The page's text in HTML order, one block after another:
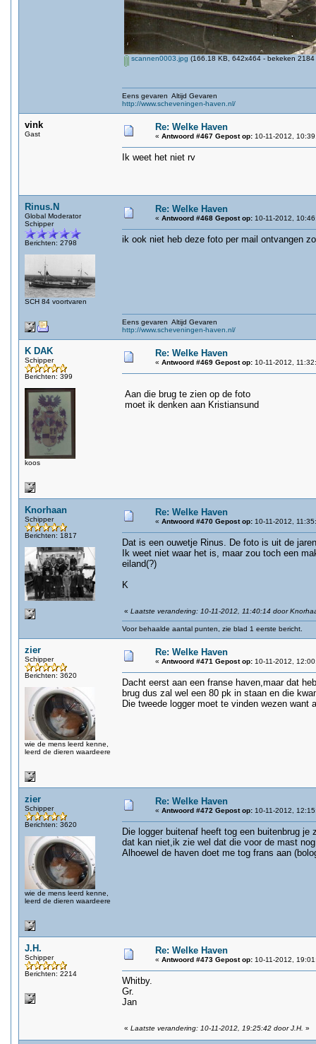
scannen0003.jpg (166.18 KB, 642x464 - bekeken 2184
Eens gevaren Altijd Gevaren
http://www.scheveningen-haven.nl/
vink
Gast
Re: Welke Haven
« Antwoord #467 Gepost op: 10-11-2012,
Ik weet het niet rv
Rinus.N
Global Moderator
Schipper
Berichten: 2798
SCH 84 voortvaren
Re: Welke Haven
« Antwoord #468 Gepost op: 10-11-2012,
ik ook niet heb deze foto per mail ontvangen
Eens gevaren Altijd Gevaren
http://www.scheveningen-haven.nl/
K DAK
Schipper
Berichten: 399
koos
Re: Welke Haven
« Antwoord #469 Gepost op: 10-11-2012,
Aan die brug te zien op de foto
moet ik denken aan Kristiansund
Knorhaan
Schipper
Berichten: 1817
Re: Welke Haven
« Antwoord #470 Gepost op: 10-11-2012,
Dat is een ouwetje Rinus. De foto is uit de
Ik weet niet waar het is, maar zou toch een
eiland(?)
K
« Laatste verandering: 10-11-2012, 11:40:14 door
Voor behaalde aantal punten, zie blad 1 eerste bericht.
zier
Schipper
Berichten: 3620
wie de mens leerd kenne,
leerd de dieren waardeere
Re: Welke Haven
« Antwoord #471 Gepost op: 10-11-2012,
Dacht eerst aan een franse haven,maar dat
brug dus zal wel een 80 pk in staan en die
Die tweede logger moet te vinden wezen
zier
Schipper
Berichten: 3620
wie de mens leerd kenne,
leerd de dieren waardeere
Re: Welke Haven
« Antwoord #472 Gepost op: 10-11-2012,
Die logger buitenaf heeft tog een buitenbrug
dat kan niet,ik zie wel dat die voor de mast
Alhoewel de haven doet me tog frans aan
J.H.
Schipper
Berichten: 2214
Re: Welke Haven
« Antwoord #473 Gepost op: 10-11-2012,
Whitby.
Gr.
Jan
« Laatste verandering: 10-11-2012, 19:25:42 door J.H. »